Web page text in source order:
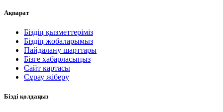
Ақпарат
Біздің қызметтеріміз
Біздің жобаларымыз
Пайдалану шарттары
Бізге хабарласыңыз
Сайт картасы
Сұрау жіберу
Бізді қолдаңыз